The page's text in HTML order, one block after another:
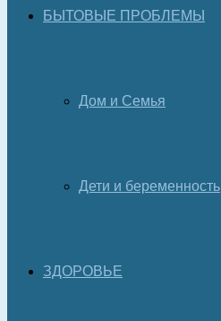
БЫТОВЫЕ ПРОБЛЕМЫ
Дом и Семья
Дети и беременность
ЗДОРОВЬЕ